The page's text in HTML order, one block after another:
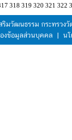
318 319 320 321 322
ริมวัฒนธรรม กระทรว
งข้อมูลส่วนบุคคล | น